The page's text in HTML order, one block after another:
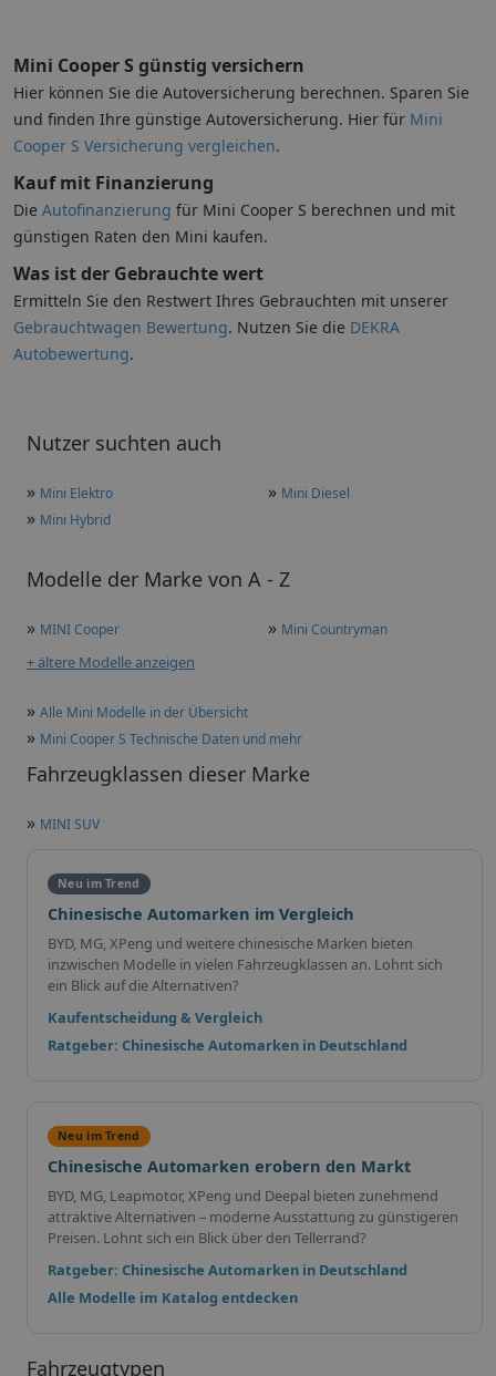
Nutzer suchten auch
» Mini Elektro » Mini Diesel
» Mini Hybrid
Modelle der Marke von A - Z
» MINI Cooper » Mini Countryman
+ ältere Modelle anzeigen
» Alle Mini Modelle in der Übersicht
» Mini Cooper S Technische Daten und mehr
Fahrzeugklassen dieser Marke
» MINI SUV
Neu im Trend
Chinesische Automarken im Vergleich
BYD, MG, XPeng und weitere chinesische Marken bieten
inzwischen Modelle in vielen Fahrzeugklassen an. Lohnt sich
ein Blick auf die Alternativen?
Kaufentscheidung & Vergleich
Ratgeber: Chinesische Automarken in Deutschland
Neu im Trend
Chinesische Automarken erobern den Markt
BYD, MG, Leapmotor, XPeng und Deepal bieten zunehmend
attraktive Alternativen – moderne Ausstattung zu günstigeren
Preisen. Lohnt sich ein Blick über den Tellerrand?
Ratgeber: Chinesische Automarken in Deutschland
Alle Modelle im Katalog entdecken
Fahrzeugtypen
Mini Cooper S günstig versichern
Hier können Sie die Autoversicherung berechnen. Sparen Sie
und finden Ihre günstige Autoversicherung. Hier für Mini
Cooper S Versicherung vergleichen.
Kauf mit Finanzierung
Die Autofinanzierung für Mini Cooper S berechnen und mit
günstigen Raten den Mini kaufen.
Was ist der Gebrauchte wert
Ermitteln Sie den Restwert Ihres Gebrauchten mit unserer
Gebrauchtwagen Bewertung. Nutzen Sie die DEKRA
Autobewertung.